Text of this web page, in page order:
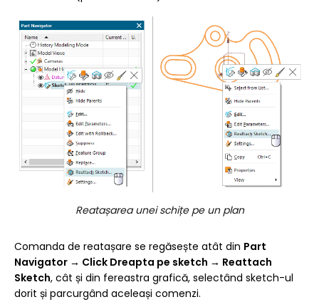
Reatașarea unei schițe pe un plan
Comanda de reatașare se regăsește atât din Part
Navigator → Click Dreapta pe sketch → Reattach
Sketch, cât și din fereastra grafică, selectând sketch-ul
dorit și parcurgând aceleași comenzi.